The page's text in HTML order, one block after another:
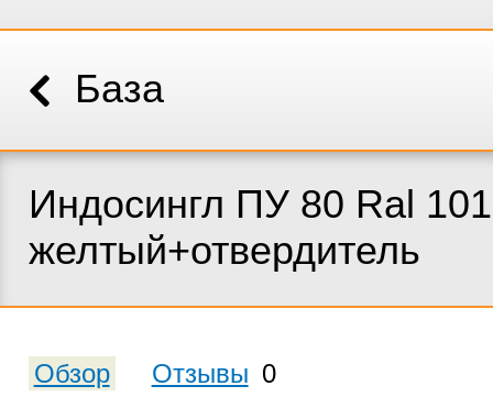
База
Индосингл ПУ 80 Ral
желтый+отвердитель
Обзор Отзывы 0